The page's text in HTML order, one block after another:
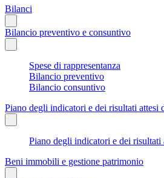
Bilanci
Bilancio preventivo e consuntivo
Spese di rappresentanza
Bilancio preventivo
Bilancio consuntivo
Piano degli indicatori e dei risultati attesi
Piano degli indicatori e dei risultati
Beni immobili e gestione patrimonio